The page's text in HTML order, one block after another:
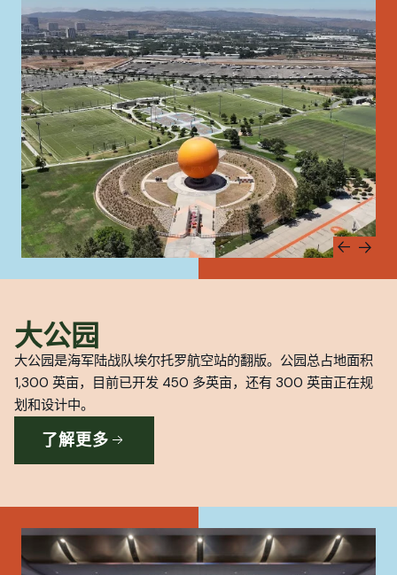
大公园
大公园是海军陆战队埃尔托罗航空站的翻版。公园总占地面积
1,300 英亩，目前已开发 450 多英亩，还有 300 英亩正在规
划和设计中。
了解更多